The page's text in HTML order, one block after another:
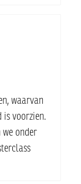
waarvan
is voorzien.
onder